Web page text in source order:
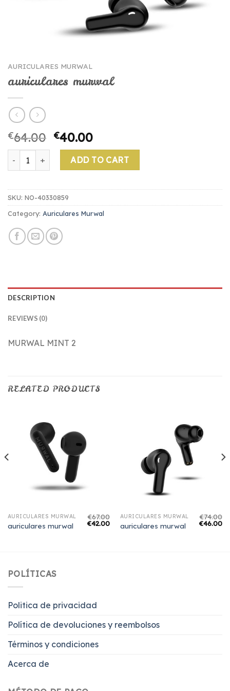
AURICULARES MURWAL
auriculares murwal
€64.00 €40.00
auriculares murwal quantity
ADD TO CART
SKU: NO-40330859
Category: Auriculares Murwal
DESCRIPTION
REVIEWS (0)
MURWAL MINT 2
RELATED PRODUCTS
AURICULARES MURWAL
auriculares murwal
€67.00
€42.00
AURICULARES MURWAL
auriculares murwal
€74.00
€46.00
POLÍTICAS
Politica de privacidad
Política de devoluciones y reembolsos
Términos y condiciones
Acerca de